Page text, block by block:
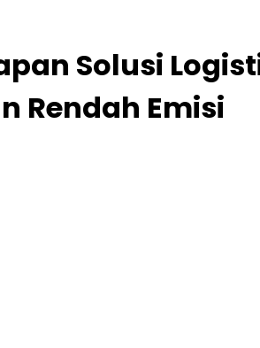
Solusi
Rendah Emisi